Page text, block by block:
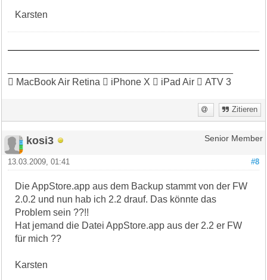
Karsten
 MacBook Air Retina  iPhone X  iPad Air  ATV 3
Zitieren
kosi3 Senior Member
#8
13.03.2009, 01:41
Die AppStore.app aus dem Backup stammt von der FW
2.0.2 und nun hab ich 2.2 drauf. Das könnte das
Problem sein ??!!
Hat jemand die Datei AppStore.app aus der 2.2 er FW
für mich ??
Karsten